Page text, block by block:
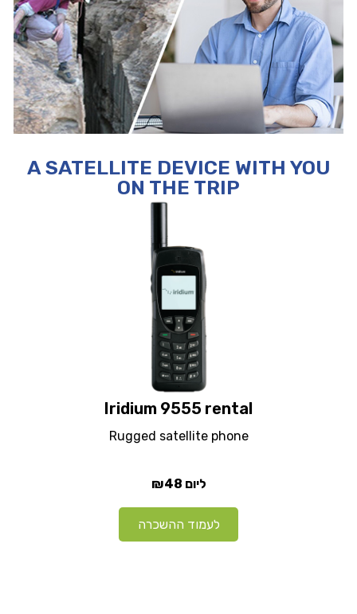
A SATELLITE DEVICE WITH YOU
ON THE TRIP
Iridium 9555 rental
Rugged satellite phone
₪48 ליום
לעמוד ההשכרה